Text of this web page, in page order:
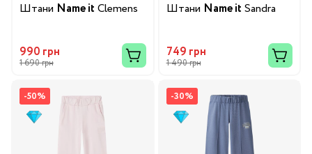
Штани Name it Clemens
990 грн
1 690 грн
Штани Name it Sandra
749 грн
1 490 грн
-50% -30%